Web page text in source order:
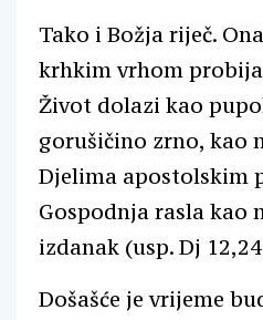
Tako i Božja riječ.
krhkim vrhom
Život dolazi kao
gorušičino zrno, kao
Djelima apostolskim
Gospodnja rasla kao
izdanak (usp. Dj
Došašće je vrijeme